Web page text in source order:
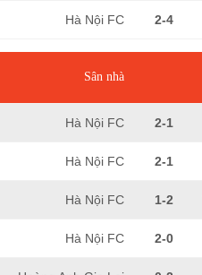
Hà Nội FC 2-4
Sân nhà
Hà Nội FC 2-1
Hà Nội FC 2-1
Hà Nội FC 1-2
Hà Nội FC 2-0